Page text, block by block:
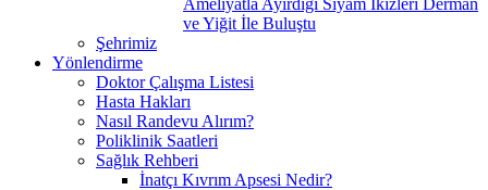
ve Yiğit İle Buluştu
Şehrimiz
Yönlendirme
Doktor Çalışma Listesi
Hasta Hakları
Nasıl Randevu Alırım?
Poliklinik Saatleri
Sağlık Rehberi
İnatçı Kıvrım Apsesi Nedir?